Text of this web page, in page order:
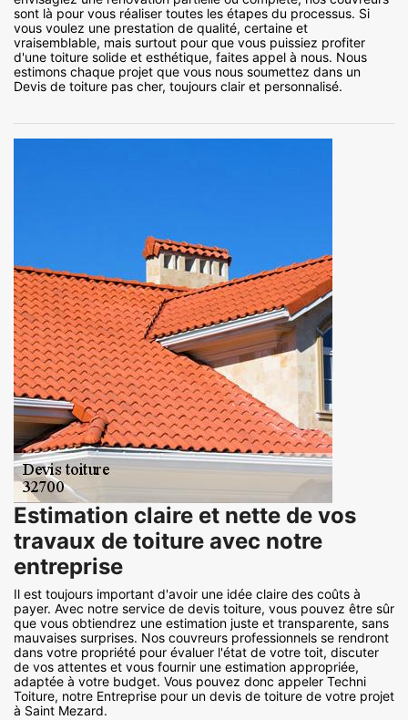
sont là pour vous réaliser toutes les étapes du processus. Si
vous voulez une prestation de qualité, certaine et
vraisemblable, mais surtout pour que vous puissiez profiter
d'une toiture solide et esthétique, faites appel à nous. Nous
estimons chaque projet que vous nous soumettez dans un
Devis de toiture pas cher, toujours clair et personnalisé.
Estimation claire et nette de vos
travaux de toiture avec notre
entreprise
Il est toujours important d'avoir une idée claire des coûts à
payer. Avec notre service de devis toiture, vous pouvez être sûr
que vous obtiendrez une estimation juste et transparente, sans
mauvaises surprises. Nos couvreurs professionnels se rendront
dans votre propriété pour évaluer l'état de votre toit, discuter
de vos attentes et vous fournir une estimation appropriée,
adaptée à votre budget. Vous pouvez donc appeler Techni
Toiture, notre Entreprise pour un devis de toiture de votre projet
à Saint Mezard.